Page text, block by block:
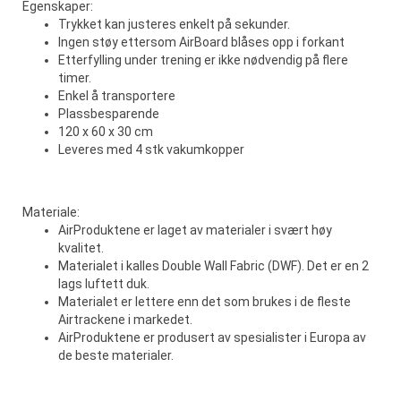
Egenskaper:
Trykket kan justeres enkelt på sekunder.
Ingen støy ettersom AirBoard blåses opp i forkant
Etterfylling under trening er ikke nødvendig på flere
timer.
Enkel å transportere
Plassbesparende
120 x 60 x 30 cm
Leveres med 4 stk vakumkopper
Materiale:
AirProduktene er laget av materialer i svært høy
kvalitet.
Materialet i kalles Double Wall Fabric (DWF). Det er en 2
lags luftett duk.
Materialet er lettere enn det som brukes i de fleste
Airtrackene i markedet.
AirProduktene er produsert av spesialister i Europa av
de beste materialer.